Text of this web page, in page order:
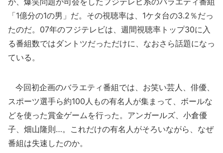
「1億分の1の男」だ。その視聴率は、1ケタ台の3.2％だっ
たのだ。07年のフジテレビは、週間視聴率トップ30に入
る番組数ではダントツだっただけに、なおさら話題になっ
ている。
今回初企画のバラエティ番組では、お笑い芸人、俳優、
スポーツ選手ら約100人もの有名人が集まって、ボールな
どを使った賞金ゲームを行った。アンガールズ、小倉優
子、畑山隆則…。これだけの有名人がそろいながら、なぜ
番組は失速したのか。